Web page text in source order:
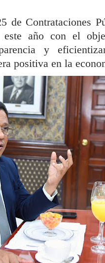
de Contrataciones
año con el
y
positiva en la